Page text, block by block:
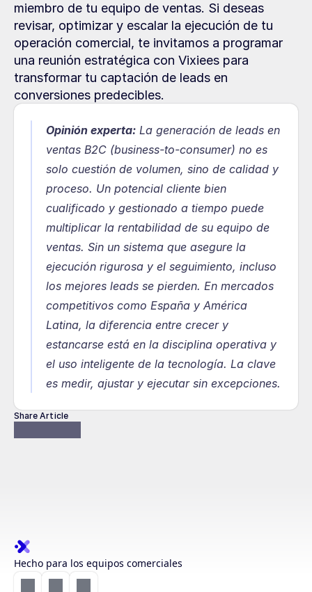
miembro de tu equipo de ventas. Si deseas
revisar, optimizar y escalar la ejecución de tu
operación comercial, te invitamos a programar
una reunión estratégica con Vixiees para
transformar tu captación de leads en
conversiones predecibles.
Opinión experta: La generación de leads en
ventas B2C (business-to-consumer) no es
solo cuestión de volumen, sino de calidad y
proceso. Un potencial cliente bien
cualificado y gestionado a tiempo puede
multiplicar la rentabilidad de su equipo de
ventas. Sin un sistema que asegure la
ejecución rigurosa y el seguimiento, incluso
los mejores leads se pierden. En mercados
competitivos como España y América
Latina, la diferencia entre crecer y
estancarse está en la disciplina operativa y
el uso inteligente de la tecnología. La clave
es medir, ajustar y ejecutar sin excepciones.
Share Article
Hecho para los equipos comerciales